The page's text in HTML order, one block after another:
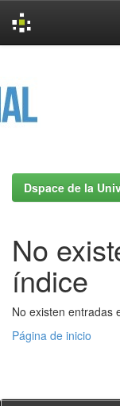
Dspace de la
No
índice
No existen entradas
Página de inicio